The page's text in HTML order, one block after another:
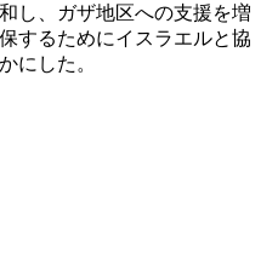
し、ガザ地区への支援を増
するためにイスラエルと協
にした。